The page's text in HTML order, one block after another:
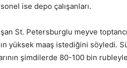
ise depo çalışanları.
St. Petersburglu meyve
yüksek maaş istediğini söyledi.
şimdilerde 80-100 bin